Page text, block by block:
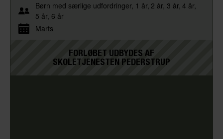
Børn med særlige udfordringer 1 år 2 år 3 år 4 år
5 år 6 år
Marts
FORLØBET UDBYDES AF
SKOLETJENESTEN PEDERSTRUP